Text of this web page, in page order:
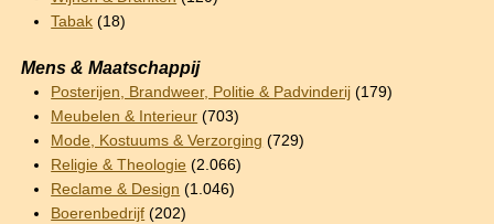
Tabak (18)
Mens & Maatschappij
Posterijen, Brandweer, Politie & Padvinderij (179)
Meubelen & Interieur (703)
Mode, Kostuums & Verzorging (729)
Religie & Theologie (2.066)
Reclame & Design (1.046)
Boerenbedrijf (202)